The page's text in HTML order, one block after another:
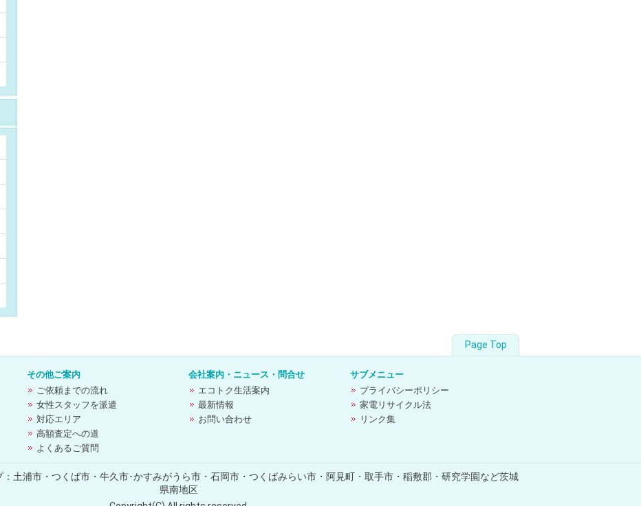
Page Top
その他ご案内
ご依頼までの流れ
女性スタッフを派遣
対応エリア
高額査定への道
よくあるご質問
会社案内・ニュース・問合せ
エコトク生活案内
最新情報
お問い合わせ
サブメニュー
プライバシーポリシー
家電リサイクル法
リンク集
土浦市・つくば市・牛久市･かすみがうら市・石岡市・つくばみらい市・阿見町・取手市・稲敷郡・研究学園など茨城
県南地区